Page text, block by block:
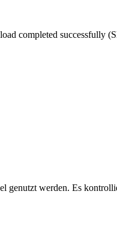
completed successfully
genutzt werden. Es